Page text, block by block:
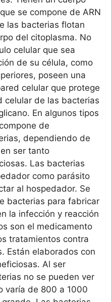
se compone de ARN
las bacterias flotan
del citoplasma. No
celular que sea
de su célula, como
poseen una
celular que protege
celular de las bacterias
En algunos tipos
de
dependiendo de
ser tanto
Las bacterias
como parásito
al hospedador. Se
bacterias para fabricar
la infección y reacción
son el medicamento
tratamientos contra
Están elaborados con
Al ser
no se pueden ver
varía de 800 a 1000